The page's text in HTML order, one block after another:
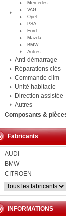
Mercedes
VAG
Opel
PSA
Ford
Mazda
BMW
Autres
Anti-démarrage
Réparations clés
Commande clim
Unité habitacle
Direction assistée
Autres
Composants &
Fabricants
AUDI
BMW
CITROEN
INFORMATIONS